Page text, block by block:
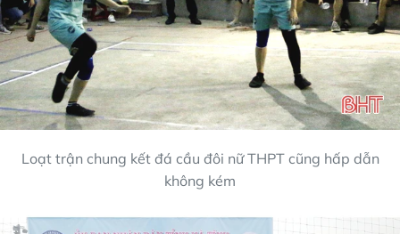
Loạt trận chung kết đá cầu đôi nữ THPT cũng hấp dẫn
không kém